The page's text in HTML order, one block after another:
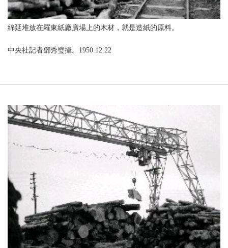
綿延堆放在羅東紙廠廣場上的木材，就是造紙的原料。
中央社記者鄧秀璧攝。1950.12.22